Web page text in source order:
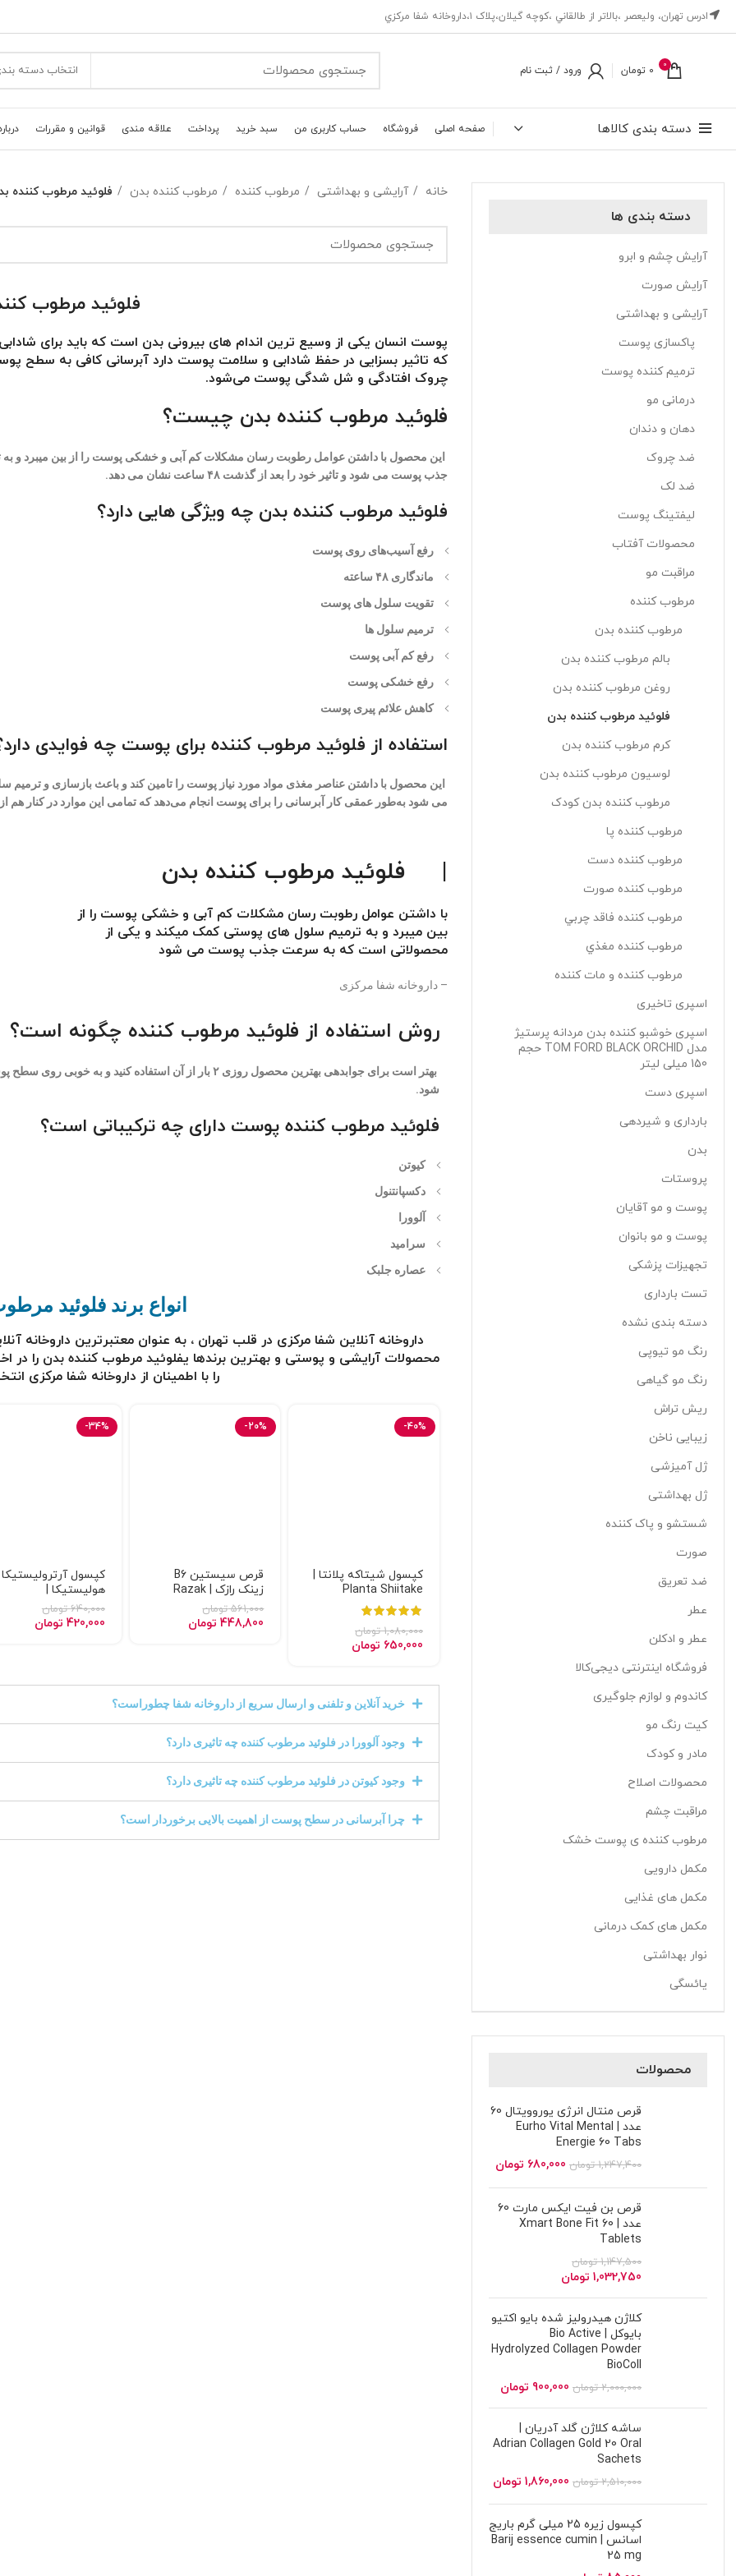
ادرس تهران، ‎وليعصر ،بالاتر از طالقاني ،كوچه گيلان،پلاک ۱،داروخانه شفا مركزي
0
0 تومان ورود / ثبت نام انتخاب دسته
دسته بندی کالاها صفحه اصلی فروشگاه حساب کاربری من سبد خرید پرداخت علاقه مندی قوانین و مقررات
دسته بندی ها
آرایش چشم و ابرو
آرایش صورت
آرایشی و بهداشتی
پاکسازی پوست
ترمیم کننده پوست
درمانی مو
دهان و دندان
ضد چروک
ضد لک
لیفتینگ پوست
محصولات آفتاب
مراقبت مو
مرطوب کننده
مرطوب کننده بدن
بالم مرطوب کننده بدن
روغن مرطوب کننده بدن
فلوئيد مرطوب کننده بدن
کرم مرطوب کننده بدن
لوسيون مرطوب کننده بدن
مرطوب کننده بدن کودک
مرطوب کننده پا
مرطوب کننده دست
مرطوب کننده صورت
مرطوب کننده فاقد چربي
مرطوب کننده مغذي
مرطوب کننده و مات کننده
اسپری تاخیری
اسپری خوشبو کننده بدن مردانه پرستیژ
مدل TOM FORD BLACK ORCHID حجم
150 میلی لیتر
اسپری دست
بارداری و شیردهی
بدن
پروستات
پوست و مو آقایان
پوست و مو بانوان
تجهیزات پزشکی
تست بارداری
دسته بندی نشده
رنگ مو تیوپی
رنگ مو گیاهی
ریش تراش
زیبایی ناخن
ژل آمیزشی
ژل بهداشتی
شستشو و پاک کننده
صورت
ضد تعریق
عطر
عطر و ادکلن
فروشگاه اینترنتی دیجی‌کالا
کاندوم و لوازم جلوگیری
کیت رنگ مو
مادر و کودک
محصولات اصلاح
مراقبت چشم
مرطوب کننده ی پوست خشک
مکمل دارویی
مکمل های غذایی
مکمل های کمک درمانی
نوار بهداشتی
یائسگی
محصولات
قرص منتال انرژی یوروویتال 60
عدد | Eurho Vital Mental
Energie 60 Tabs
1,247,400 تومان 680,000 تومان
قرص بن فیت ایکس مارت 60
عدد | Xmart Bone Fit 60
Tablets
1,147,500 تومان
1,032,750 تومان
کلاژن هیدرولیز شده بایو اکتیو
بایوکل | Bio Active
Hydrolyzed Collagen Powder
BioColl
2,000,000 تومان 900,000 تومان
ساشه کلاژن گلد آدریان |
Adrian Collagen Gold 20 Oral
Sachets
2,510,000 تومان 1,860,000 تومان
کپسول زیره 25 میلی گرم باریج
اسانس | Barij essence cumin
25 mg
خانه آرایشی و بهداشتی مرطوب کننده مرطوب کننده بدن فلوئيد مرطوب کننده
فلوئيد مرطوب
پوست انسان یکی از وسیع ترین اندام های بیرونی بدن است که باید برای
که تاثیر بسزایی در حفظ شادابی و سلامت پوست دارد آبرسانی کافی به سطح
چروک افتادگی و شل شدگی پوست می‌شود.
فلوئید مرطوب کننده بدن چیست؟
این محصول با داشتن عوامل رطوبت رسان مشکلات کم آبی و خشکی پوست را از بین میبرد و
جذب پوست می شود و تاثیر خود را بعد از گذشت ۴۸ ساعت نشان می دهد.
فلوئید مرطوب کننده بدن چه ویژگی هایی دارد؟
رفع آسیب‌های روی پوست
ماندگاری ۴۸ ساعته
تقویت سلول های پوست
ترمیم سلول ها
رفع کم آبی پوست
رفع خشکی پوست
کاهش علائم پیری پوست
استفاده از فلوئید مرطوب کننده برای پوست چه فوایدی
این محصول با داشتن عناصر مغذی مواد مورد نیاز پوست را تامین کند و باعث بازسازی و
می شود به‌طور عمقی کار آبرسانی را برای پوست انجام می‌دهد که تمامی این موارد در کنار هم
| فلوئيد مرطوب کننده بدن
با داشتن عوامل رطوبت رسان مشکلات کم آبی و خشکی پوست را از
بین میبرد و به ترمیم سلول های پوستی کمک میکند و یکی از
محصولاتی است که به سرعت جذب پوست می شود
– داروخانه شفا مرکزی
روش استفاده از فلوئید مرطوب کننده چگونه است؟
بهتر است برای جوابدهی بهترین محصول روزی ۲ بار از آن
شود.
فلوئید مرطوب کننده پوست دارای چه ترکیباتی است؟
کیوتن
دکسپانتنول
آلوورا
سرامید
عصاره جلبک
انواع برند فلوئيد
داروخانه آنلاین شفا مرکزی در قلب تهران ، به عنوان معتبرترین داروخانه
محصولات آرایشی و پوستی و بهترین برندها یفلوئيد مرطوب کننده بدن را در
را با اطمینان از داروخانه شفا مرکزی
-40%
کپسول شیتاکه پلانتا |
Planta Shiitake
1,080,000 تومان
650,000 تومان
-20%
قرص سیستین B6
زینک رازک | Razak
Cystine B6 Zinc
561,000 تومان
448,800 تومان
-34%
کپسول آرترولیستیکا
هولیستیکا |
holistica
640,000 تومان
420,000 تومان
خرید آنلاین و تلفنی و ارسال سریع از داروخانه شفا چطوراست؟
وجود آلوورا در فلوئید مرطوب کننده چه تاثیری دارد؟
وجود کیوتن در فلوئید مرطوب کننده چه تاثیری دارد؟
چرا آبرسانی در سطح پوست از اهمیت بالایی برخوردار است؟